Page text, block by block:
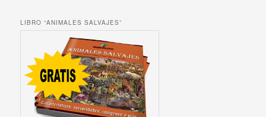
LIBRO “ANIMALES SALVAJES”